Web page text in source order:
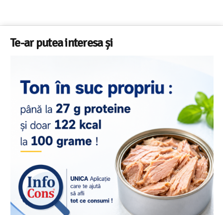
Te-ar putea interesa și